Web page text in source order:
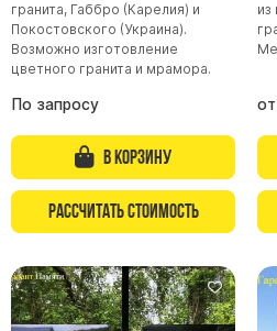
Детские
Памятники
Памятники
Европейские
Памятники
Семейные памятники (
Памятники в
Памятники из белого
Креативные
гранита, Габбро (Карелия) и
Покостовского (Украина).
Возможно изготовление
цветного гранита и мрамора.
По запросу
В корзину
Рассчитать стоимость
из
от